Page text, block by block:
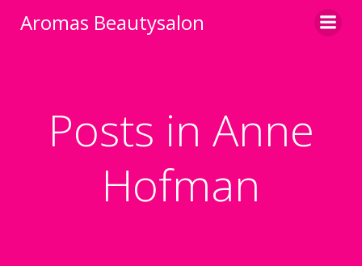
naar
Aromas Beautysalon
Posts in Anne
Hofman